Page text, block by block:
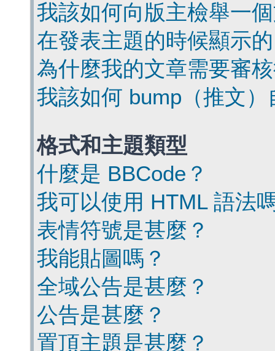
我該如何向版主檢舉一
在發表主題的時候顯示
為什麼我的文章需要審
我該如何 bump（推文
格式和主題類型
什麼是 BBCode？
我可以使用 HTML 語法
表情符號是甚麼？
我能貼圖嗎？
全域公告是甚麼？
公告是甚麼？
置頂主題是甚麼？